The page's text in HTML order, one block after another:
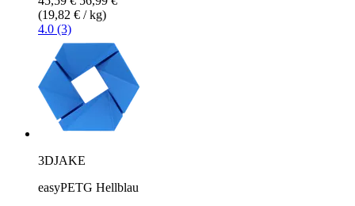
(19,82 € / kg)
4.0 (3)
3DJAKE
easyPETG Hellblau